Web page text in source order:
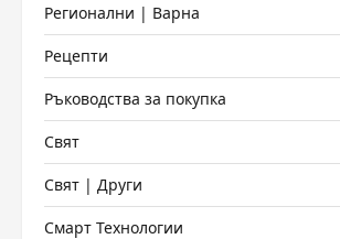
Регионални | Варна
Рецепти
Ръководства за покупка
Свят
Свят | Други
Смарт Технологии